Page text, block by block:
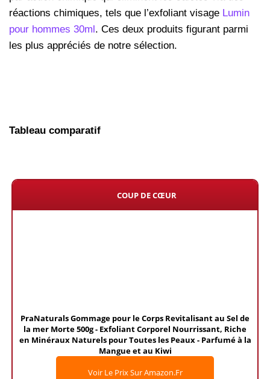
réactions chimiques, tels que l’exfoliant visage Lumin
pour hommes 30ml. Ces deux produits figurant parmi
les plus appréciés de notre sélection.
Tableau comparatif
COUP DE CŒUR
PraNaturals Gommage pour le Corps Revitalisant au Sel de
la mer Morte 500g - Exfoliant Corporel Nourrissant, Riche
en Minéraux Naturels pour Toutes les Peaux - Parfumé à la
Mangue et au Kiwi
Voir Le Prix Sur Amazon.fr